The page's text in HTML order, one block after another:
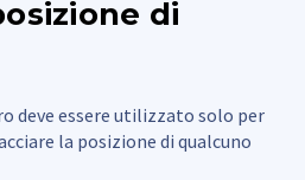
di
deve essere utilizzato solo per
la posizione di qualcuno